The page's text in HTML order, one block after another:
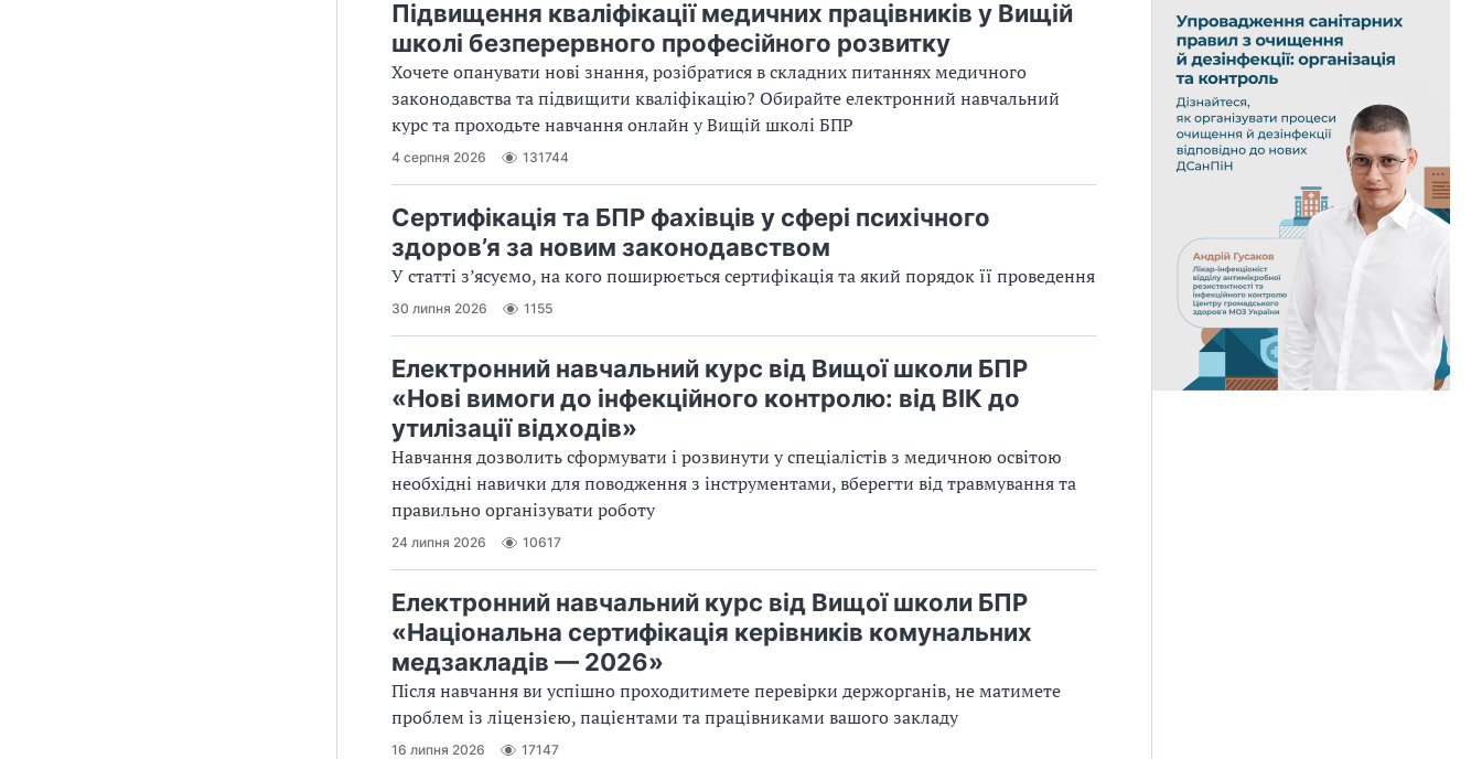
Підвищення кваліфікації медичних працівників у Вищій
школі безперервного професійного розвитку
Хочете опанувати нові знання, розібратися в складних питаннях медичного
законодавства та підвищити кваліфікацію? Обирайте електронний навчальний
курс та проходьте навчання онлайн у Вищій школі БПР
4 серпня 2026 131744
Сертифікація та БПР фахівців у сфері психічного
здоров’я за новим законодавством
У статті з’ясуємо, на кого поширюється сертифікація та який порядок її проведення
30 липня 2026 1155
Електронний навчальний курс від Вищої школи БПР
«Нові вимоги до інфекційного контролю: від ВІК до
утилізації відходів»
Навчання дозволить сформувати і розвинути у спеціалістів з медичною освітою
необхідні навички для поводження з інструментами, вберегти від травмування та
правильно організувати роботу
24 липня 2026 10617
Електронний навчальний курс від Вищої школи БПР
«Національна сертифікація керівників комунальних
медзакладів — 2026»
Після навчання ви успішно проходитимете перевірки держорганів, не матимете
проблем із ліцензією, пацієнтами та працівниками вашого закладу
16 липня 2026 17147